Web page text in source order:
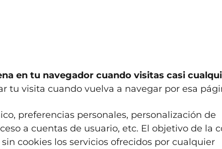
en tu navegador cuando visitas casi
tu visita cuando vuelva a navegar por esa
preferencias personales, personalización de
a cuentas de usuario, etc. El objetivo de la
cookies los servicios ofrecidos por cualquier